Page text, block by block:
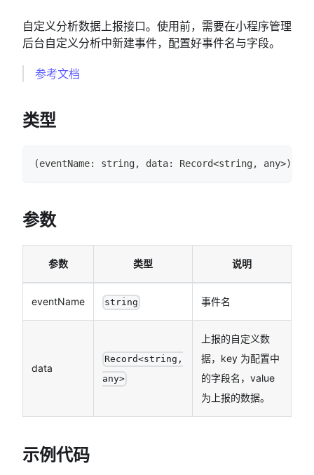
自定义分析数据上报接口。使用前，需要在小程序管理
后台自定义分析中新建事件，配置好事件名与字段。
参考文档
类型
(eventName: string, data: Record<string, any>)
参数
参数 类型 说明
eventName string 事件名
data
Record<string,
any>
上报的自定义数
据，key 为配置中
的字段名，value
为上报的数据。
示例代码